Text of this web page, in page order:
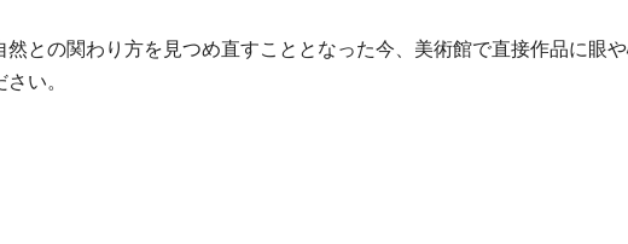
との関わり方を見つめ直すこととなった今、美術館で直接作品に眼
い。